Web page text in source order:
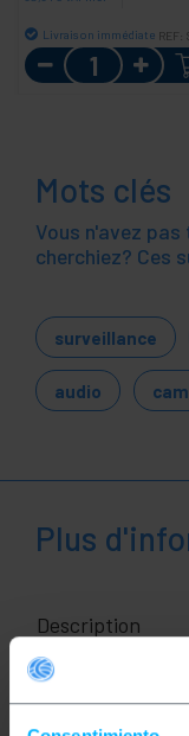
Livraison immédiate REF:
Quantité
Mots clés
Vous n'avez
cherchiez? Ces
surveillance
audio
Plus
Description
Extenseur